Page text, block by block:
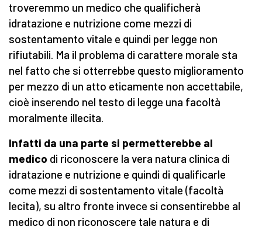
troveremmo un medico che qualificherà
idratazione e nutrizione come mezzi di
sostentamento vitale e quindi per legge non
rifiutabili. Ma il problema di carattere morale sta
nel fatto che si otterrebbe questo miglioramento
per mezzo di un atto eticamente non accettabile,
cioè inserendo nel testo di legge una facoltà
moralmente illecita.
Infatti da una parte si permetterebbe al
medico di riconoscere la vera natura clinica di
idratazione e nutrizione e quindi di qualificarle
come mezzi di sostentamento vitale (facoltà
lecita), su altro fronte invece si consentirebbe al
medico di non riconoscere tale natura e di